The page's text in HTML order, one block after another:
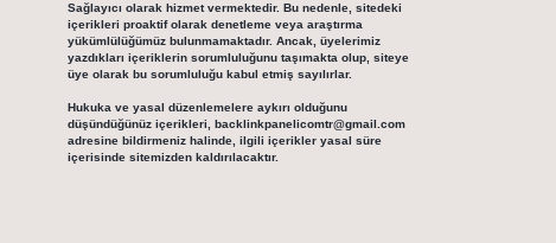
Sağlayıcı olarak hizmet vermektedir. Bu nedenle, sitedeki
içerikleri proaktif olarak denetleme veya araştırma
yükümlülüğümüz bulunmamaktadır. Ancak, üyelerimiz
yazdıkları içeriklerin sorumluluğunu taşımakta olup, siteye
üye olarak bu sorumluluğu kabul etmiş sayılırlar.
Hukuka ve yasal düzenlemelere aykırı olduğunu
düşündüğünüz içerikleri, backlinkpanelicomtr@gmail.com
adresine bildirmeniz halinde, ilgili içerikler yasal süre
içerisinde sitemizden kaldırılacaktır.